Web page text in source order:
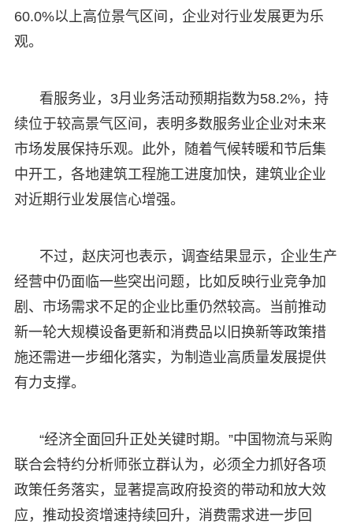
60.0%以上高位景气区间，企业对行业发展更为乐
观。
看服务业，3月业务活动预期指数为58.2%，持
续位于较高景气区间，表明多数服务业企业对未来
市场发展保持乐观。此外，随着气候转暖和节后集
中开工，各地建筑工程施工进度加快，建筑业企业
对近期行业发展信心增强。
不过，赵庆河也表示，调查结果显示，企业生产
经营中仍面临一些突出问题，比如反映行业竞争加
剧、市场需求不足的企业比重仍然较高。当前推动
新一轮大规模设备更新和消费品以旧换新等政策措
施还需进一步细化落实，为制造业高质量发展提供
有力支撑。
“经济全面回升正处关键时期。”中国物流与采购
联合会特约分析师张立群认为，必须全力抓好各项
政策任务落实，显著提高政府投资的带动和放大效
应，推动投资增速持续回升，消费需求进一步回